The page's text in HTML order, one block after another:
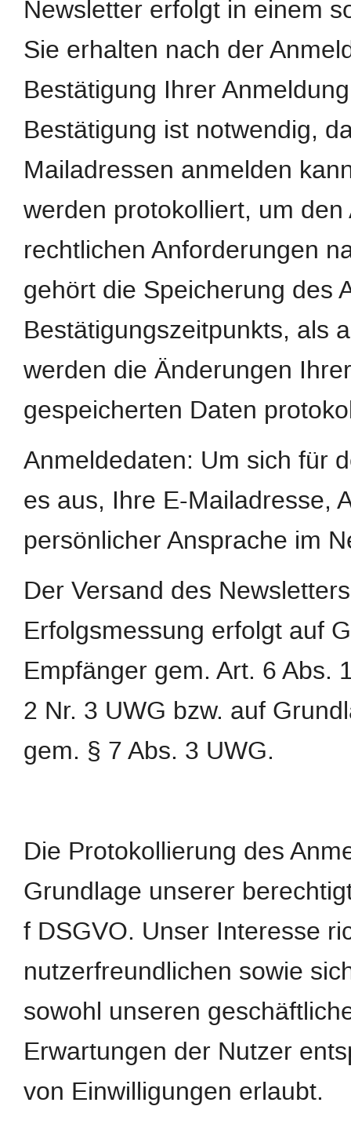
Newsletter erfolgt in einem
Sie erhalten nach der
Bestätigung Ihrer
Bestätigung ist notwendig,
Mailadressen anmelden
werden protokolliert, um
rechtlichen Anforderungen
gehört die Speicherung des
Bestätigungszeitpunkts, als
werden die Änderungen
gespeicherten Daten
Anmeldedaten: Um sich für
es aus, Ihre E-Mailadresse,
persönlicher Ansprache im
Der Versand des
Erfolgsmessung erfolgt auf
Empfänger gem. Art. 6 Abs.
2 Nr. 3 UWG bzw. auf
gem. § 7 Abs. 3 UWG.
Die Protokollierung des
Grundlage unserer
f DSGVO. Unser Interesse
nutzerfreundlichen sowie
sowohl unseren
Erwartungen der Nutzer
von Einwilligungen erlaubt.